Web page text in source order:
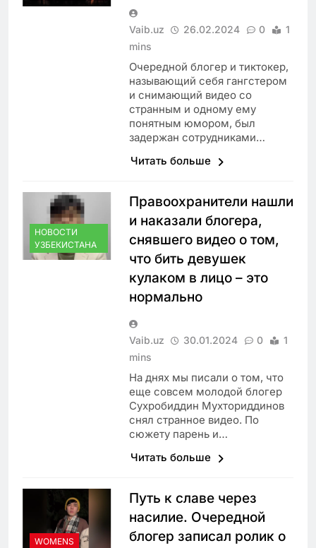
Vaib.uz 26.02.2024 0
1
mins
Очередной блогер и тиктокер,
называющий себя гангстером
и снимающий видео со
странным и одному ему
понятным юмором, был
задержан сотрудниками…
Читать больше
НОВОСТИ
УЗБЕКИСТАНА
Правоохранители нашли
и наказали блогера,
снявшего видео о том,
что бить девушек
кулаком в лицо – это
нормально
Vaib.uz 30.01.2024 0
1
mins
На днях мы писали о том, что
еще совсем молодой блогер
Сухробиддин Мухториддинов
снял странное видео. По
сюжету парень и…
Читать больше
WOMENS
Путь к славе через
насилие. Очередной
блогер записал ролик о